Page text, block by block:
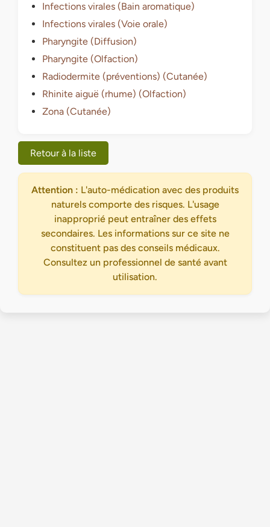
Infections virales (Bain aromatique)
Infections virales (Voie orale)
Pharyngite (Diffusion)
Pharyngite (Olfaction)
Radiodermite (préventions) (Cutanée)
Rhinite aiguë (rhume) (Olfaction)
Zona (Cutanée)
Retour à la liste
Attention : L'auto-médication avec des produits
naturels comporte des risques. L'usage
inapproprié peut entraîner des effets
secondaires. Les informations sur ce site ne
constituent pas des conseils médicaux.
Consultez un professionnel de santé avant
utilisation.